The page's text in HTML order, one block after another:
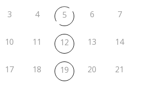
3 4 5 6 7
10 11 12 13 14
17 18 19 20 21